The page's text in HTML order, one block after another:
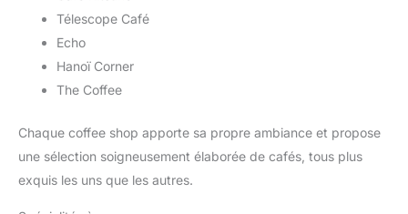
Télescope Café
Echo
Hanoï Corner
The Coffee
Chaque coffee shop apporte sa propre ambiance et propose
une sélection soigneusement élaborée de cafés, tous plus
exquis les uns que les autres.